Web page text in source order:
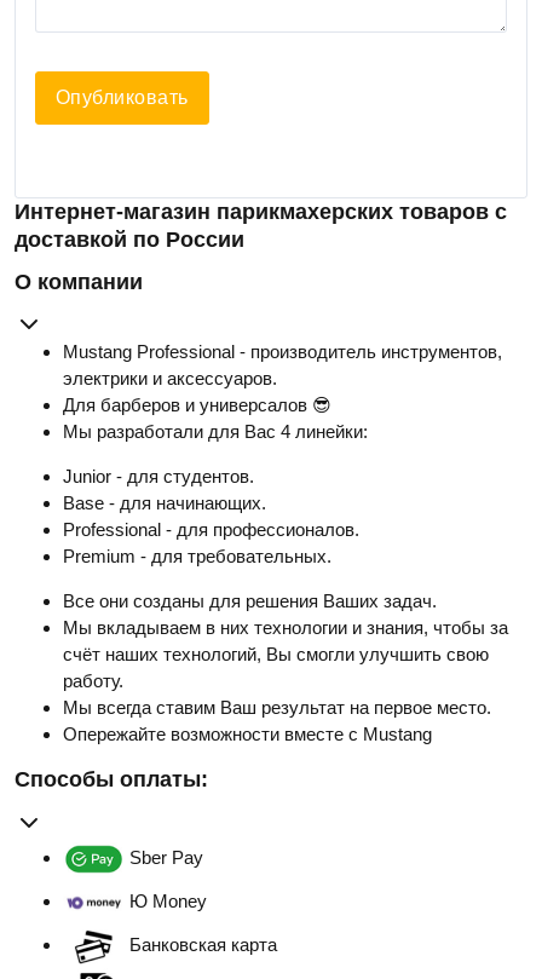
Опубликовать
Интернет-магазин парикмахерских товаров с
доставкой по России
О компании
Mustang Professional - производитель инструментов,
электрики и аксессуаров.
Для барберов и универсалов 😎
Мы разработали для Вас 4 линейки:
Junior - для студентов.
Base - для начинающих.
Professional - для профессионалов.
Premium - для требовательных.
Все они созданы для решения Ваших задач.
Мы вкладываем в них технологии и знания, чтобы за
счёт наших технологий, Вы смогли улучшить свою
работу.
Мы всегда ставим Ваш результат на первое место.
Опережайте возможности вместе с Mustang
Способы оплаты:
Sber Pay
Ю Money
Банковская карта